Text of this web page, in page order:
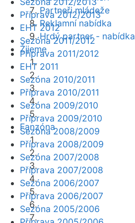
Partneři mládeže
Reklamní nabídka
Hrdý partner - nabídka
Žijeme
Fanzóna
Příprava 2012/2013
EHT 2012
Sezóna 2011/2012
Příprava 2011/2012
EHT 2011
Sezóna 2010/2011
Příprava 2010/2011
Sezóna 2009/2010
Příprava 2009/2010
Sezóna 2008/2009
Příprava 2008/2009
Sezóna 2007/2008
Příprava 2007/2008
Sezóna 2006/2007
Příprava 2006/2007
Sezóna 2005/2006